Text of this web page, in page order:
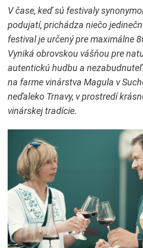
V čase, keď sú festivaly
podujatí, prichádza niečo
festival je určený pre maximálne
Vyniká obrovskou vášňou pre
autentickú hudbu a
na farme vinárstva Magula v
neďaleko Trnavy, v prostredí
vinárskej tradície.